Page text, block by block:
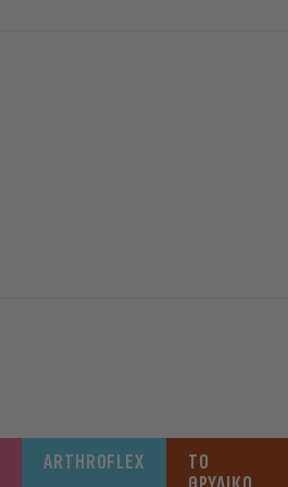
ARTHROFLEX
ΤΟ